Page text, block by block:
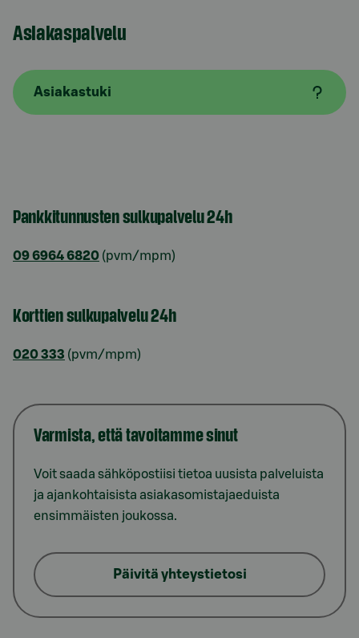
Asiakaspalvelu
Asiakastuki
Pankkitunnusten sulkupalvelu 24h
09 6964 6820 (pvm/mpm)
Korttien sulkupalvelu 24h
020 333 (pvm/mpm)
Varmista, että tavoitamme sinut
Voit saada sähköpostiisi tietoa uusista palveluista
ja ajankohtaisista asiakasomistajaeduista
ensimmäisten joukossa.
Päivitä yhteystietosi